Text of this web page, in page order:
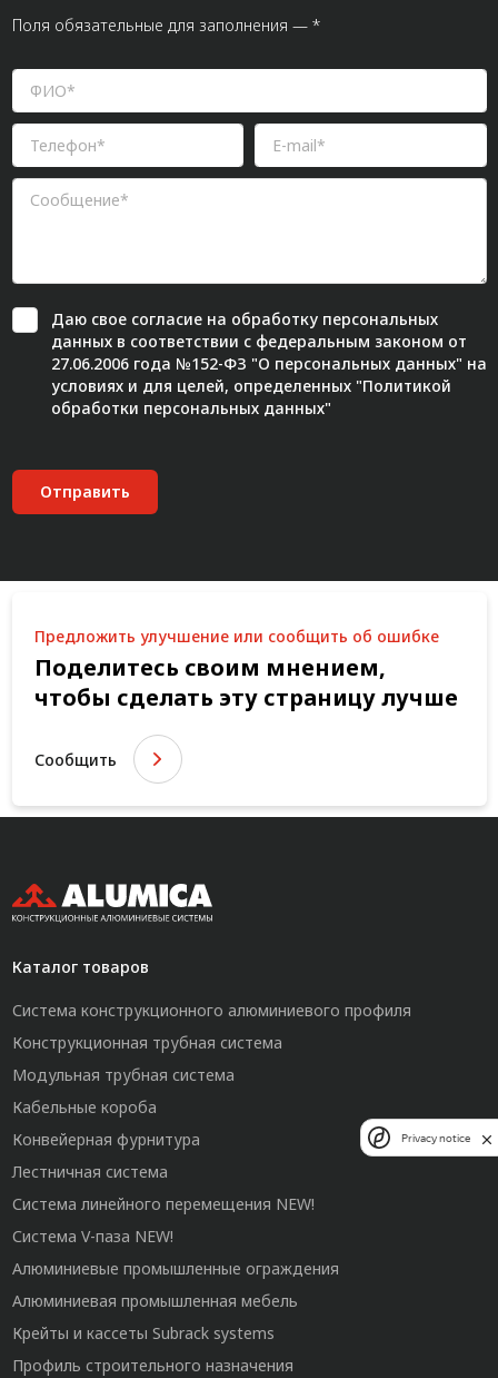
Поля обязательные для заполнения — *
Даю свое согласиена обработку персональных
данных в соответствии с федеральным законом от
27.06.2006 года №152-ФЗ "О персональных данных" на
условиях и для целей, определенных "Политикой
обработки персональных данных"
Отправить
Предложить улучшение или сообщить об ошибке
Поделитесь своим мнением,
чтобы сделать эту страницу лучше
Сообщить
Каталог товаров
Система конструкционного алюминиевого профиля
Конструкционная трубная система
Модульная трубная система
Кабельные короба
Конвейерная фурнитура
Лестничная система
Система линейного перемещения NEW!
Система V-паза NEW!
Алюминиевые промышленные ограждения
Алюминиевая промышленная мебель
Крейты и кассеты Subrack systems
Профиль строительного назначения
Privacy notice